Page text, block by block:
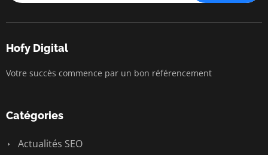
Hofy Digital
Votre succès commence par un bon référencement
Catégories
Actualités SEO